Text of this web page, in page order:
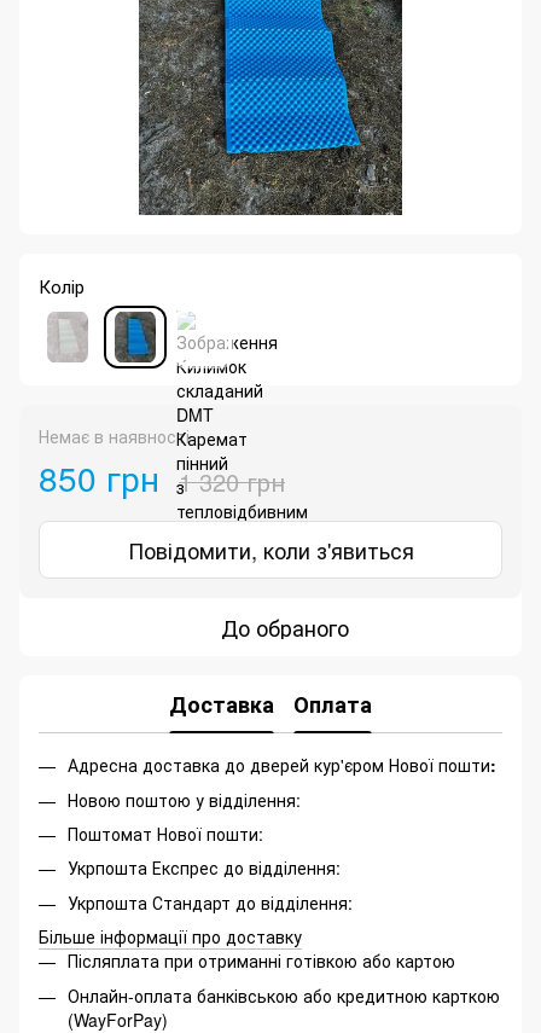
Колір
Немає в наявності
850 грн 1 320 грн
Повідомити, коли з'явиться
До обраного
Доставка Оплата
Адресна доставка до дверей кур'єром Нової пошти:
Новою поштою у відділення:
Поштомат Нової пошти:
Укрпошта Експрес до відділення:
Укрпошта Стандарт до відділення:
Більше інформації про доставку
Післяплата при отриманні готівкою або картою
Онлайн-оплата банківською або кредитною карткою
(WayForPay)